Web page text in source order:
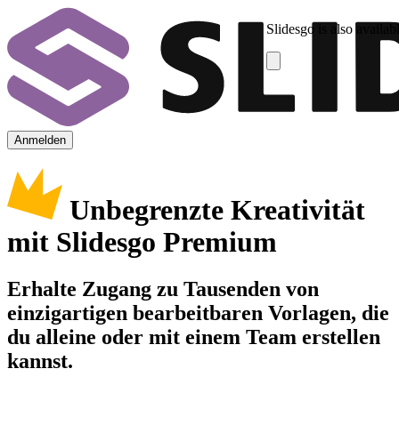
Slidesgo is also
Anmelden
Unbegrenzte Kreativität
mit Slidesgo Premium
Erhalte Zugang zu Tausenden von
einzigartigen bearbeitbaren Vorlagen, die
du alleine oder mit einem Team erstellen
kannst.